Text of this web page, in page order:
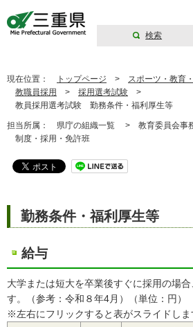
検索
現在位置： トップページ > スポーツ・教育
教職員採用
> 採用選考試験 >
教員採用選考試験 勤務条件・福利厚生等
担当所属： 県庁の組織一覧 > 教育委員会
制度・採用・免許班
勤務条件・福利厚生等
給与
大学または短大を卒業後すぐに採用の場
す。（参考：令和８年4月）（単位：円）
※左右にフリックすると表がスライドしま